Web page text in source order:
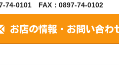
74-0101 FAX：0897-74-0102